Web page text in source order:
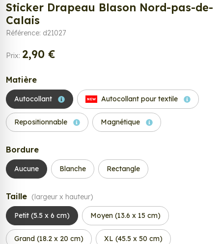
Sticker Drapeau Blason Nord-pas-de-
Calais
Référence: d21027
Prix: 2,90 €
Matière
Autocollant NEW Autocollant pour textile
Repositionnable Magnétique
Bordure
Aucune Blanche Rectangle
Taille (largeur x hauteur)
Petit (5.5 x 6 cm) Moyen (13.6 x 15 cm)
Grand (18.2 x 20 cm) XL (45.5 x 50 cm)